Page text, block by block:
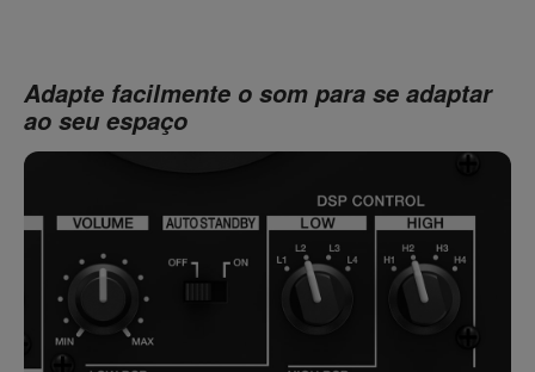
Adapte facilmente o som para se adaptar
ao seu espaço